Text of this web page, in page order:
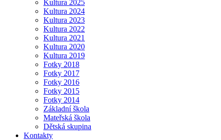
Kultura 2025
Kultura 2024
Kultura 2023
Kultura 2022
Kultura 2021
Kultura 2020
Kultura 2019
Fotky 2018
Fotky 2017
Fotky 2016
Fotky 2015
Fotky 2014
Základní škola
Mateřská škola
Dětská skupina
Kontakty